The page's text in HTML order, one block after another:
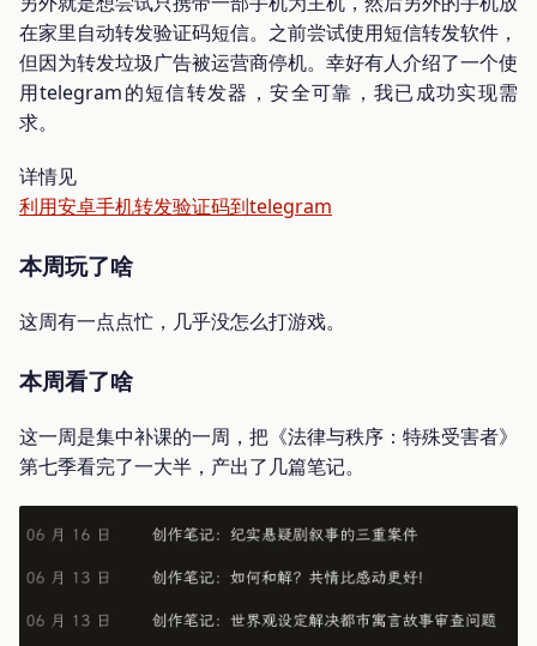
在家里自动转发验证码短信。之前尝试使用短信转发软件，
但因为转发垃圾广告被运营商停机。幸好有人介绍了一个使
用telegram的短信转发器，安全可靠，我已成功实现需
求。
详情见
利用安卓手机转发验证码到telegram
本周玩了啥
这周有一点点忙，几乎没怎么打游戏。
本周看了啥
这一周是集中补课的一周，把《法律与秩序：特殊受害者》
第七季看完了一大半，产出了几篇笔记。